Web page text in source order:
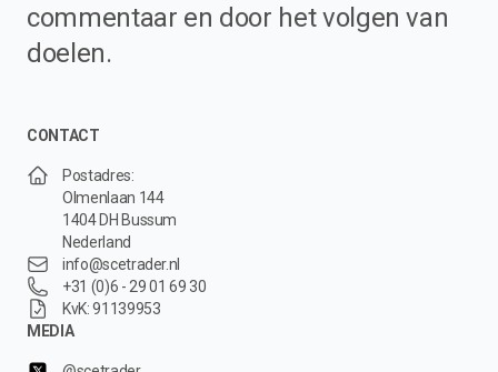
commentaar en door het volgen van
doelen.
CONTACT
Postadres:
Olmenlaan 144
1404 DH Bussum
Nederland
info@scetrader.nl
+31 (0)6 - 29 01 69 30
KvK: 91139953
MEDIA